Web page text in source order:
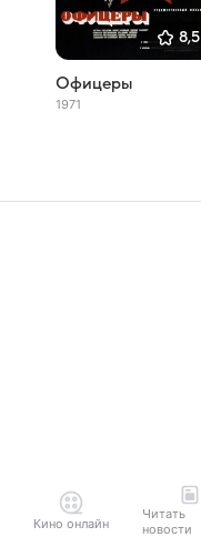
8,5
Офицеры
1971
Кино онлайн
Читать
новости